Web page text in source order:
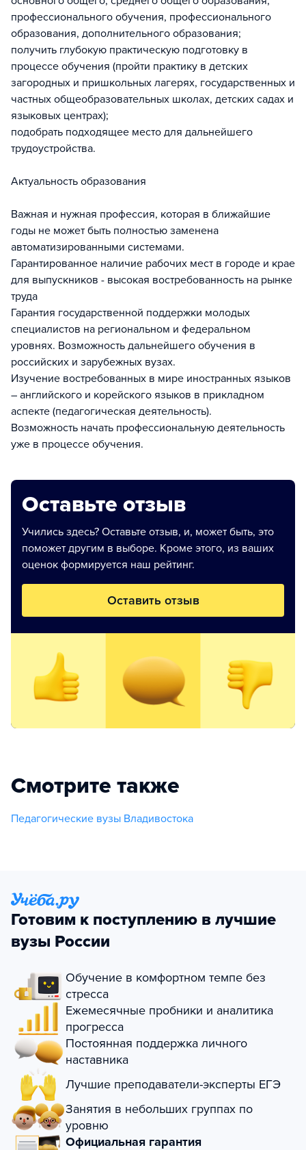
профессионального обучения, профессионального
образования, дополнительного образования;
получить глубокую практическую подготовку в
процессе обучения (пройти практику в детских
загородных и пришкольных лагерях, государственных и
частных общеобразовательных школах, детских садах и
языковых центрах);
подобрать подходящее место для дальнейшего
трудоустройства.
Актуальность образования
Важная и нужная профессия, которая в ближайшие
годы не может быть полностью заменена
автоматизированными системами.
Гарантированное наличие рабочих мест в городе и крае
для выпускников - высокая востребованность на рынке
труда
Гарантия государственной поддержки молодых
специалистов на региональном и федеральном
уровнях. Возможность дальнейшего обучения в
российских и зарубежных вузах.
Изучение востребованных в мире иностранных языков
– английского и корейского языков в прикладном
аспекте (педагогическая деятельность).
Возможность начать профессиональную деятельность
уже в процессе обучения.
Оставьте отзыв
Учились здесь? Оставьте отзыв, и, может быть, это
поможет другим в выборе. Кроме этого, из ваших
оценок формируется наш рейтинг.
Оставить отзыв
Смотрите также
Педагогические вузы Владивостока
Готовим к поступлению в лучшие
вузы России
Обучение в комфортном темпе без
стресса
Ежемесячные пробники и аналитика
прогресса
Постоянная поддержка личного
наставника
Лучшие преподаватели-эксперты ЕГЭ
Занятия в небольших группах по
уровню
Официальная гарантия